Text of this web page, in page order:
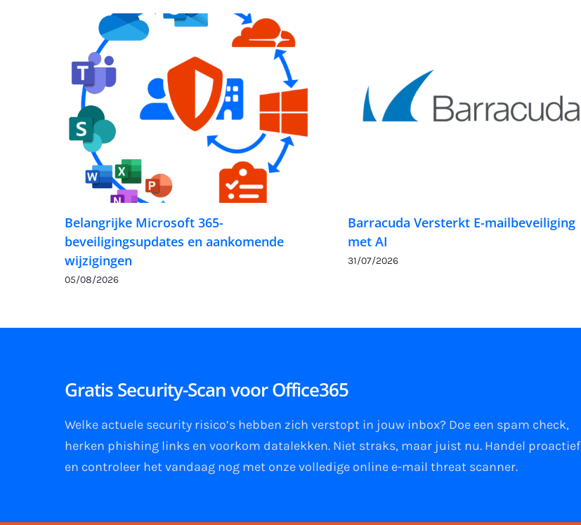
Belangrijke Microsoft 365-
beveiligingsupdates en aankomende
wijzigingen
05/08/2026
Barracuda Versterkt E-mailbeveiliging
met AI
31/07/2026
Gratis Security-Scan voor Office365
Welke actuele security risico’s hebben zich verstopt in jouw inbox? Doe een spam check,
herken phishing linksen voorkom datalekken. Niet straks, maar juist nu. Handel proactief
en controleer het vandaag nog met onze volledige online e-mail threat scanner.